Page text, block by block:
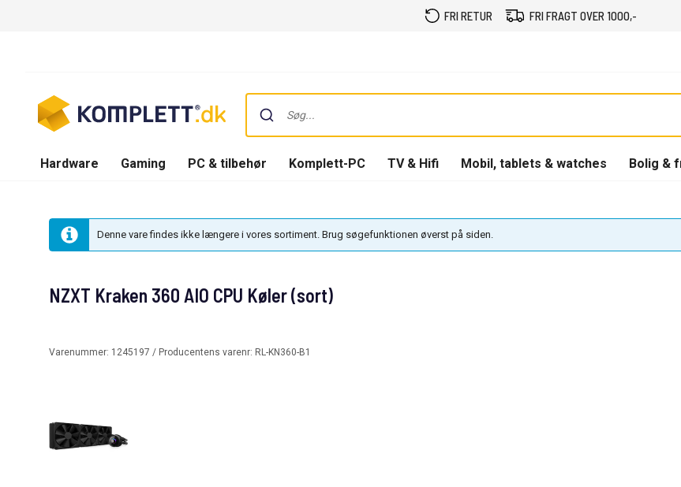
FRI RETUR FRI FRAGT OVER 1000,-
Hardware Gaming PC & tilbehør Komplett-PC TV & Hifi Mobil, tablets & watches Bolig &
Denne vare findes ikke længere i vores sortiment. Brug søgefunktionen øverst på siden.
NZXT Kraken 360 AIO CPU Køler (sort)
Varenummer: 1245197 / Producentens varenr: RL-KN360-B1